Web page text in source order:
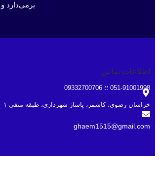
برمی‌دارد
اطلاعات تماس
051-91001998 ؛؛ 09332700706
خراسان رضوی، کاشمر، پاساژ شهرداری، طبقه منفی ۱
ghaem1515@gmail.com